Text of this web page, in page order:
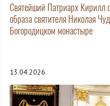
Святейший Патриарх Кирилл
образа святителя Николая
Богородицком монастыре
13.04.2026